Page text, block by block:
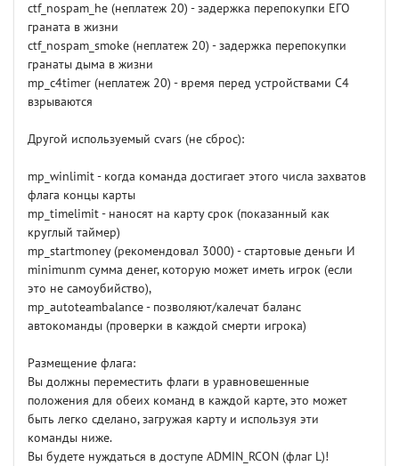
ctf_nospam_he (неплатеж 20) - задержка перепокупки ЕГО
граната в жизни
ctf_nospam_smoke (неплатеж 20) - задержка перепокупки
гранаты дыма в жизни
mp_c4timer (неплатеж 20) - время перед устройствами C4
взрываются
Другой используемый cvars (не сброс):
mp_winlimit - когда команда достигает этого числа захватов
флага концы карты
mp_timelimit - наносят на карту срок (показанный как
круглый таймер)
mp_startmoney (рекомендовал 3000) - стартовые деньги И
minimunm сумма денег, которую может иметь игрок (если
это не самоубийство),
mp_autoteambalance - позволяют/калечат баланс
автокоманды (проверки в каждой смерти игрока)
Размещение флага:
Вы должны переместить флаги в уравновешенные
положения для обеих команд в каждой карте, это может
быть легко сделано, загружая карту и используя эти
команды ниже.
Вы будете нуждаться в доступе ADMIN_RCON (флаг L)!